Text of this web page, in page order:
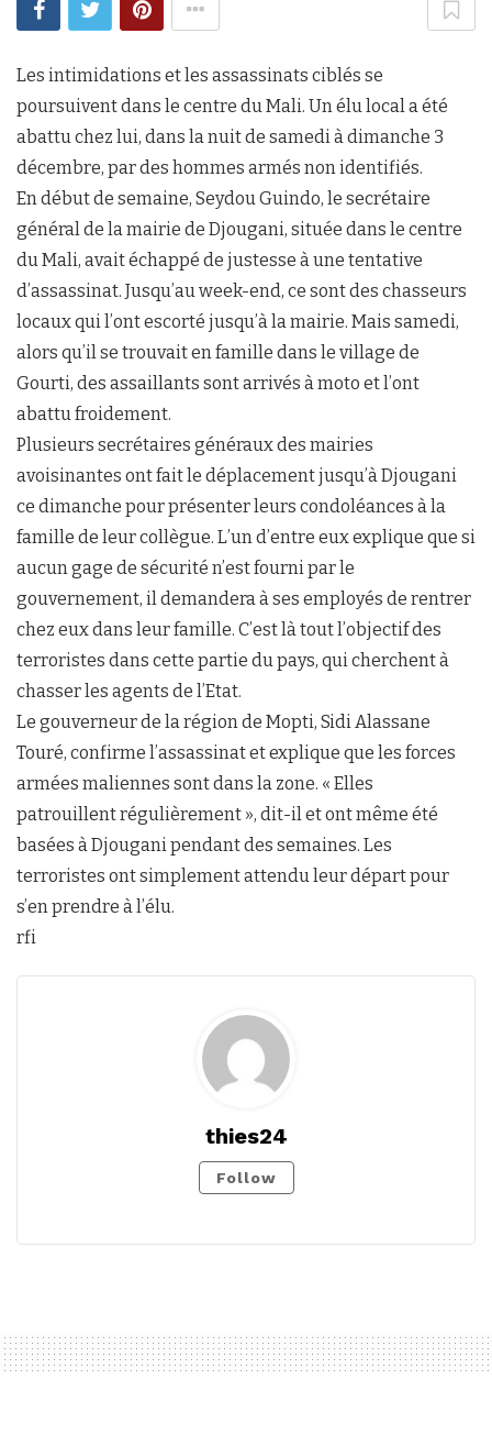
Les intimidations et les assassinats ciblés se
poursuivent dans le centre du Mali. Un élu local a été
abattu chez lui, dans la nuit de samedi à dimanche 3
décembre, par des hommes armés non identifiés.
En début de semaine, Seydou Guindo, le secrétaire
général de la mairie de Djougani, située dans le centre
du Mali, avait échappé de justesse à une tentative
d’assassinat. Jusqu’au week-end, ce sont des chasseurs
locaux qui l’ont escorté jusqu’à la mairie. Mais samedi,
alors qu’il se trouvait en famille dans le village de
Gourti, des assaillants sont arrivés à moto et l’ont
abattu froidement.
Plusieurs secrétaires généraux des mairies
avoisinantes ont fait le déplacement jusqu’à Djougani
ce dimanche pour présenter leurs condoléances à la
famille de leur collègue. L’un d’entre eux explique que si
aucun gage de sécurité n’est fourni par le
gouvernement, il demandera à ses employés de rentrer
chez eux dans leur famille. C’est là tout l’objectif des
terroristes dans cette partie du pays, qui cherchent à
chasser les agents de l’Etat.
Le gouverneur de la région de Mopti, Sidi Alassane
Touré, confirme l’assassinat et explique que les forces
armées maliennes sont dans la zone. « Elles
patrouillent régulièrement », dit-il et ont même été
basées à Djougani pendant des semaines. Les
terroristes ont simplement attendu leur départ pour
s’en prendre à l’élu.
rfi
thies24
Follow